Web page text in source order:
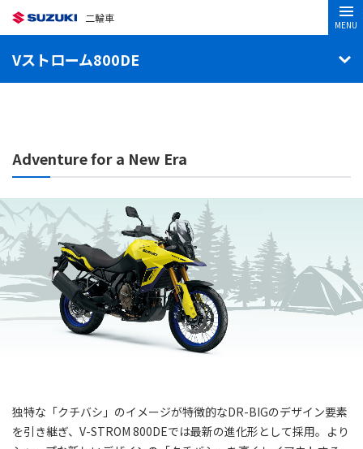
二輪車
MENU
Vストローム800DE
Adventure for a New Era
独特な「クチバシ」のイメージが特徴的なDR-BIGのデザイン要素
を引き継ぎ、V-STROM 800DEでは最新の進化形として採用。より